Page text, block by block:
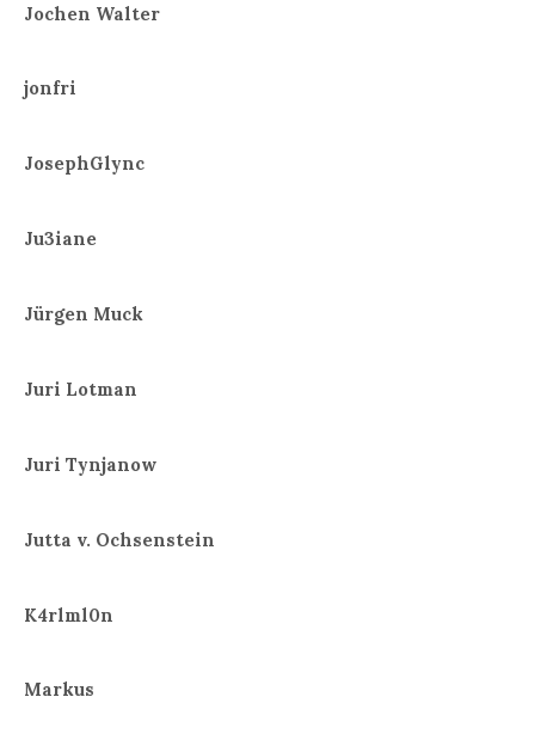
Jochen Walter
jonfri
JosephGlync
Ju3iane
Jürgen Muck
Juri Lotman
Juri Tynjanow
Jutta v. Ochsenstein
K4rlml0n
Markus